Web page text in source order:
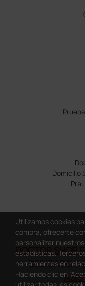
Domicilio
DOCTOR SHOP
DEDICADO A
Utilizamos cookies
compra, ofrecerte
personalizar
estadísticas.
herramientas en
Haciendo clic en